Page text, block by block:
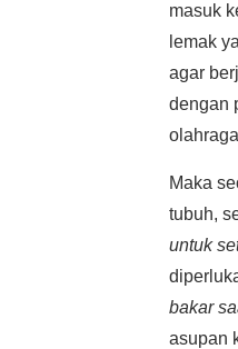
masuk
lemak
agar
dengan
Maka
tubuh,
untuk
bakar
asupan